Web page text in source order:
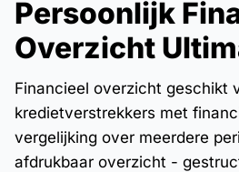
Persoonlijk
Overzicht
Financieel overzicht geschikt
kredietverstrekkers met
vergelijking over meerdere
afdrukbaar overzicht -